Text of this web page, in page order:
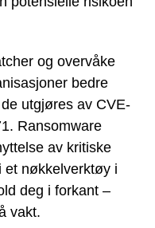
og overvåke
bedre
utgjøres av CVE-
Ransomware
av kritiske
et nøkkelverktøy i
deg i forkant –
vakt.